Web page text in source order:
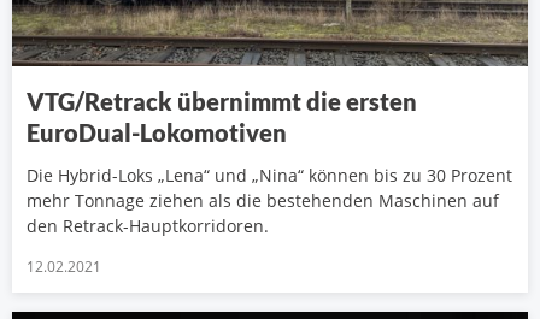
VTG/Retrack übernimmt die ersten
EuroDual-Lokomotiven
Die Hybrid-Loks „Lena“ und „Nina“ können bis zu 30 Prozent
mehr Tonnage ziehen als die bestehenden Maschinen auf
den Retrack-Hauptkorridoren.
12.02.2021